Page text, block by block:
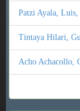
Patzi Ayala,
Tintaya Hilari,
Acho Achacollo,